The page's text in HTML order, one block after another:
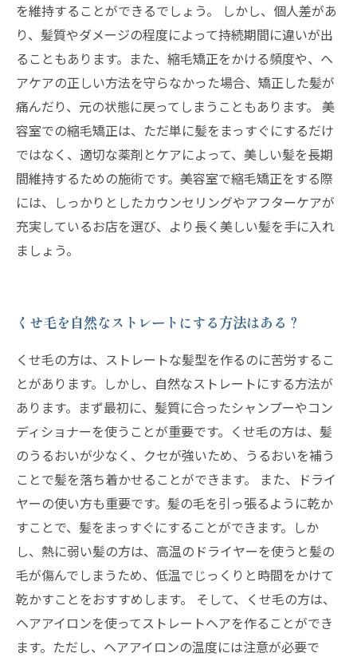
を維持することができるでしょう。 しかし、個人差があ
り、髪質やダメージの程度によって持続期間に違いが出
ることもあります。また、縮毛矯正をかける頻度や、ヘ
アケアの正しい方法を守らなかった場合、矯正した髪が
痛んだり、元の状態に戻ってしまうこともあります。 美
容室での縮毛矯正は、ただ単に髪をまっすぐにするだけ
ではなく、適切な薬剤とケアによって、美しい髪を長期
間維持するための施術です。美容室で縮毛矯正をする際
には、しっかりとしたカウンセリングやアフターケアが
充実しているお店を選び、より長く美しい髪を手に入れ
ましょう。
くせ毛を自然なストレートにする方法はある？
くせ毛の方は、ストレートな髪型を作るのに苦労するこ
とがあります。しかし、自然なストレートにする方法が
あります。まず最初に、髪質に合ったシャンプーやコン
ディショナーを使うことが重要です。くせ毛の方は、髪
のうるおいが少なく、クセが強いため、うるおいを補う
ことで髪を落ち着かせることができます。 また、ドライ
ヤーの使い方も重要です。髪の毛を引っ張るように乾か
すことで、髪をまっすぐにすることができます。しか
し、熱に弱い髪の方は、高温のドライヤーを使うと髪の
毛が傷んでしまうため、低温でじっくりと時間をかけて
乾かすことをおすすめします。 そして、くせ毛の方は、
ヘアアイロンを使ってストレートヘアを作ることができ
ます。ただし、ヘアアイロンの温度には注意が必要で